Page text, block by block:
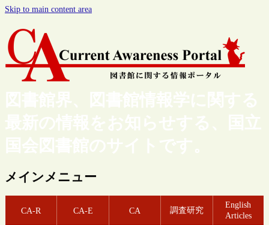
Skip to main content area
図書館界、図書館情報学に関する
最新の情報をお知らせする、国立
国会図書館のサイトです。
メインメニュー
CA-R CA-E CA 調査研究
English
Articles